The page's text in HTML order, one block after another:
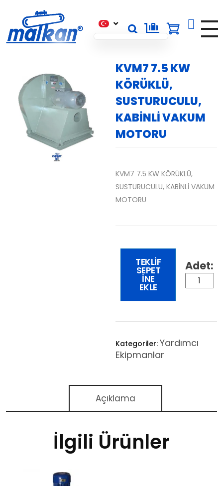
KVM7 7.5 KW
KÖRÜKLÜ,
SUSTURUCULU,
KABİNLİ VAKUM
MOTORU
KVM7 7.5 KW KÖRÜKLÜ,
SUSTURUCULU, KABİNLİ VAKUM
MOTORU
TEKLIF
SEPET
INE
EKLE
Kategoriler:Yardımcı
Ekipmanlar
Açıklama
İlgili Ürünler
×
×
×